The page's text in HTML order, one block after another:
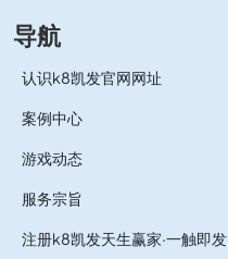
导航
认识k8凯发官网网址
案例中心
游戏动态
服务宗旨
注册k8凯发天生赢家·一触即发